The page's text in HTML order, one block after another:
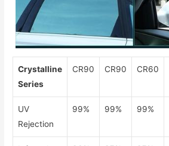
Crystalline
Series
CR90 CR90 CR60
UV
Rejection
99% 99% 99%